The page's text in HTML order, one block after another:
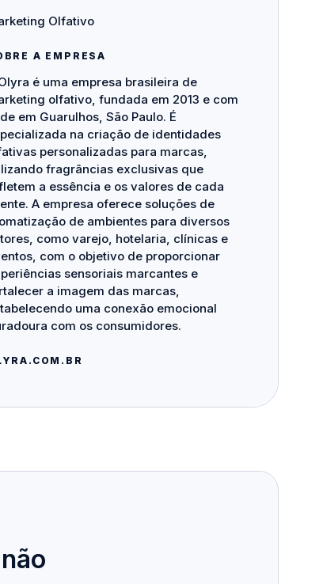
Olfativo
A EMPRESA
é uma empresa brasileira de
olfativo, fundada em 2013 e com
em Guarulhos, São Paulo. É
na criação de identidades
personalizadas para marcas,
fragrâncias exclusivas que
a essência e os valores de cada
A empresa oferece soluções de
de ambientes para diversos
como varejo, hotelaria, clínicas e
com o objetivo de proporcionar
sensoriais marcantes e
a imagem das marcas,
uma conexão emocional
com os consumidores.